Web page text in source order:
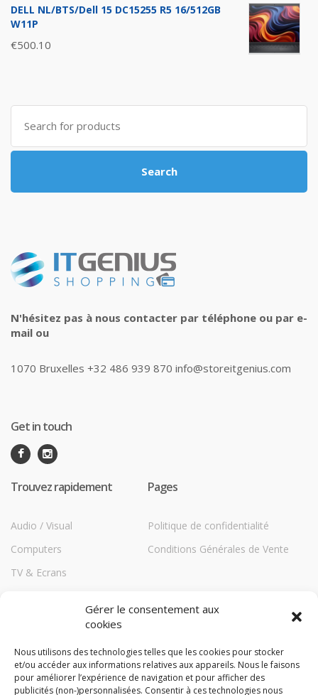
Gérer le consentement aux
cookies
Nous utilisons des technologies telles que les cookies pour stocker
et/ou accéder aux informations relatives aux appareils. Nous le faisons
pour améliorer l’expérience de navigation et pour afficher des
publicités (non-)personnalisées. Consentir à ces technologies nous
DELL NL/BTS/Dell 15 DC15255 R5 16/512GB
W11P
€500.10
Search
for:
Search
N'hésitez pas à nous contacter par téléphone ou par e-
mail ou
1070 Bruxelles +32 486 939 870 info@storeitgenius.com
Get in touch
Trouvez rapidement
Audio / Visual
Computers
TV & Ecrans
Storage
TechBlog
Pages
Politique de confidentialité
Conditions Générales de Vente